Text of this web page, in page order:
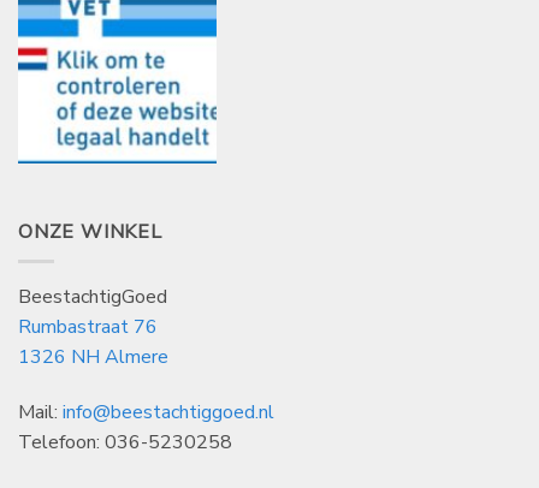
ONZE WINKEL
BeestachtigGoed
Rumbastraat 76
1326 NH Almere
Mail: info@beestachtiggoed.nl
Telefoon: 036-5230258